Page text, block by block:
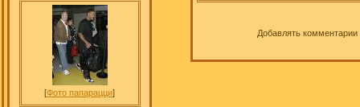
[Фото папарацци]
Добавлять комментарии